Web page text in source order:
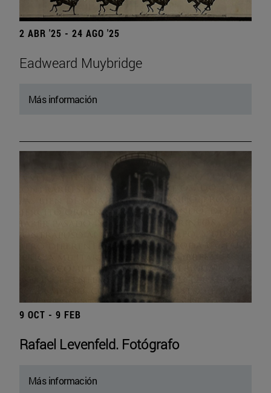
2 ABR '25 - 24 AGO '25
Eadweard Muybridge
Más información
9 OCT - 9 FEB
Rafael Levenfeld. Fotógrafo
Más información